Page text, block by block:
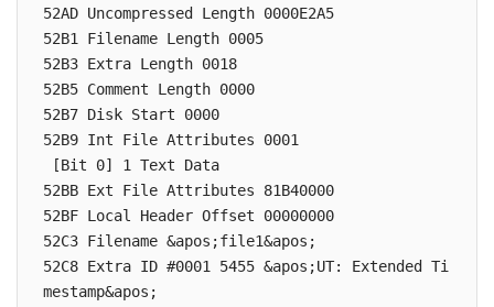
52AD Uncompressed Length 0000E2A5
52B1 Filename Length 0005
52B3 Extra Length 0018
52B5 Comment Length 0000
52B7 Disk Start 0000
52B9 Int File Attributes 0001
52BB Ext File Attributes 81B40000
52BF Local Header Offset 00000000
52C3 Filename &apos;file1&apos;
52C8 Extra ID #0001 5455 &apos;UT: Extended Ti
mestamp&apos;